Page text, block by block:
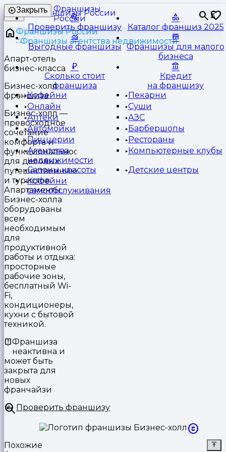
Франшизы
России
⏳
Закрыть
Проверить франшизу Каталог франшиз 2025
Выгодные франшизы Франшизы для малого
бизнеса
Сколько стоит
франшиза
Кредит
на франшизу
Кофейни
Пекарни
Онлайн
Суши
Аптеки
АЗС
Автомойки
Барбершопы
Пиццерии
Рестораны
Агентства
недвижимости
Компьютерные клубы
Салоны красоты
Детские центры
Кофейни
самообслуживания
Франшизы России
Франшизы агентства недвижимости
Апарт-отель
бизнес-класса
Бизнес-холл
франшиза
Бизнес-холл —
превосходное
сочетание
комфорта и
функциональности
для деловых
путешественников
и туристов.
Апартаменты
Бизнес-холла
оборудованы
всем
необходимым
для
продуктивной
работы и отдыха:
просторные
рабочие зоны,
бесплатный Wi-
Fi,
кондиционеры,
кухни с бытовой
техникой.
Франшиза
неактивна и
может быть
закрыта для
новых
франчайзи
Проверить франшизу
Похожие